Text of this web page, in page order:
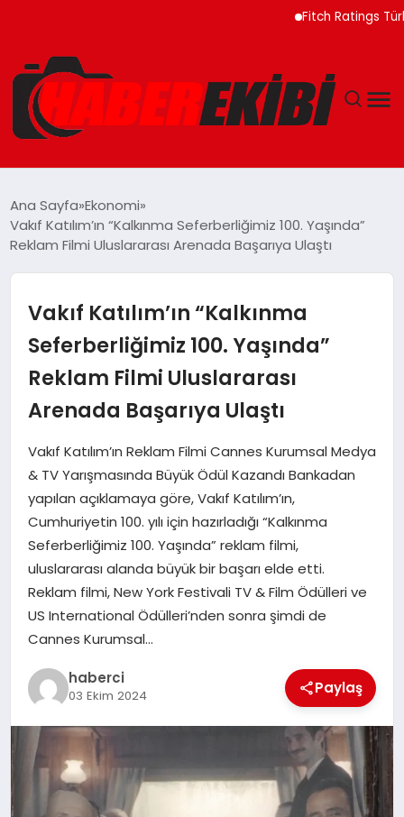
Fitch Ratings Türkiye
GÜNCEL
MAGAZIN
SPOR
TEKNOLOJI
YAŞAM
Ana Sayfa Ekonomi
Vakıf Katılım’ın “Kalkınma Seferberliğimiz 100. Yaşında”
Reklam Filmi Uluslararası Arenada Başarıya Ulaştı
Vakıf Katılım’ın “Kalkınma
Seferberliğimiz 100. Yaşında”
Reklam Filmi Uluslararası
Arenada Başarıya Ulaştı
Vakıf Katılım’ın Reklam Filmi Cannes Kurumsal Medya
& TV Yarışmasında Büyük Ödül Kazandı Bankadan
yapılan açıklamaya göre, Vakıf Katılım’ın,
Cumhuriyetin 100. yılı için hazırladığı “Kalkınma
Seferberliğimiz 100. Yaşında” reklam filmi,
uluslararası alanda büyük bir başarı elde etti.
Reklam filmi, New York Festivali TV & Film Ödülleri ve
US International Ödülleri’nden sonra şimdi de
Cannes Kurumsal…
haberci
03 Ekim 2024 Paylaş